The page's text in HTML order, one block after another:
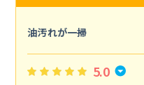
油汚れが一掃
5.0